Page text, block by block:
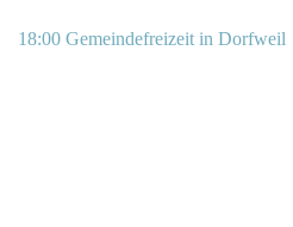
18:00 Gemeindefreizeit in Dorfweil